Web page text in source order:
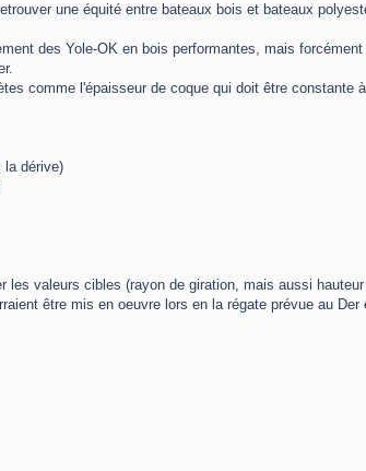
une équité entre bateaux bois et bateaux
des Yole-OK en bois performantes, mais
comme l'épaisseur de coque qui doit être constante
la dérive)
valeurs cibles (rayon de giration, mais aussi
être mis en oeuvre lors en la régate prévue au Der